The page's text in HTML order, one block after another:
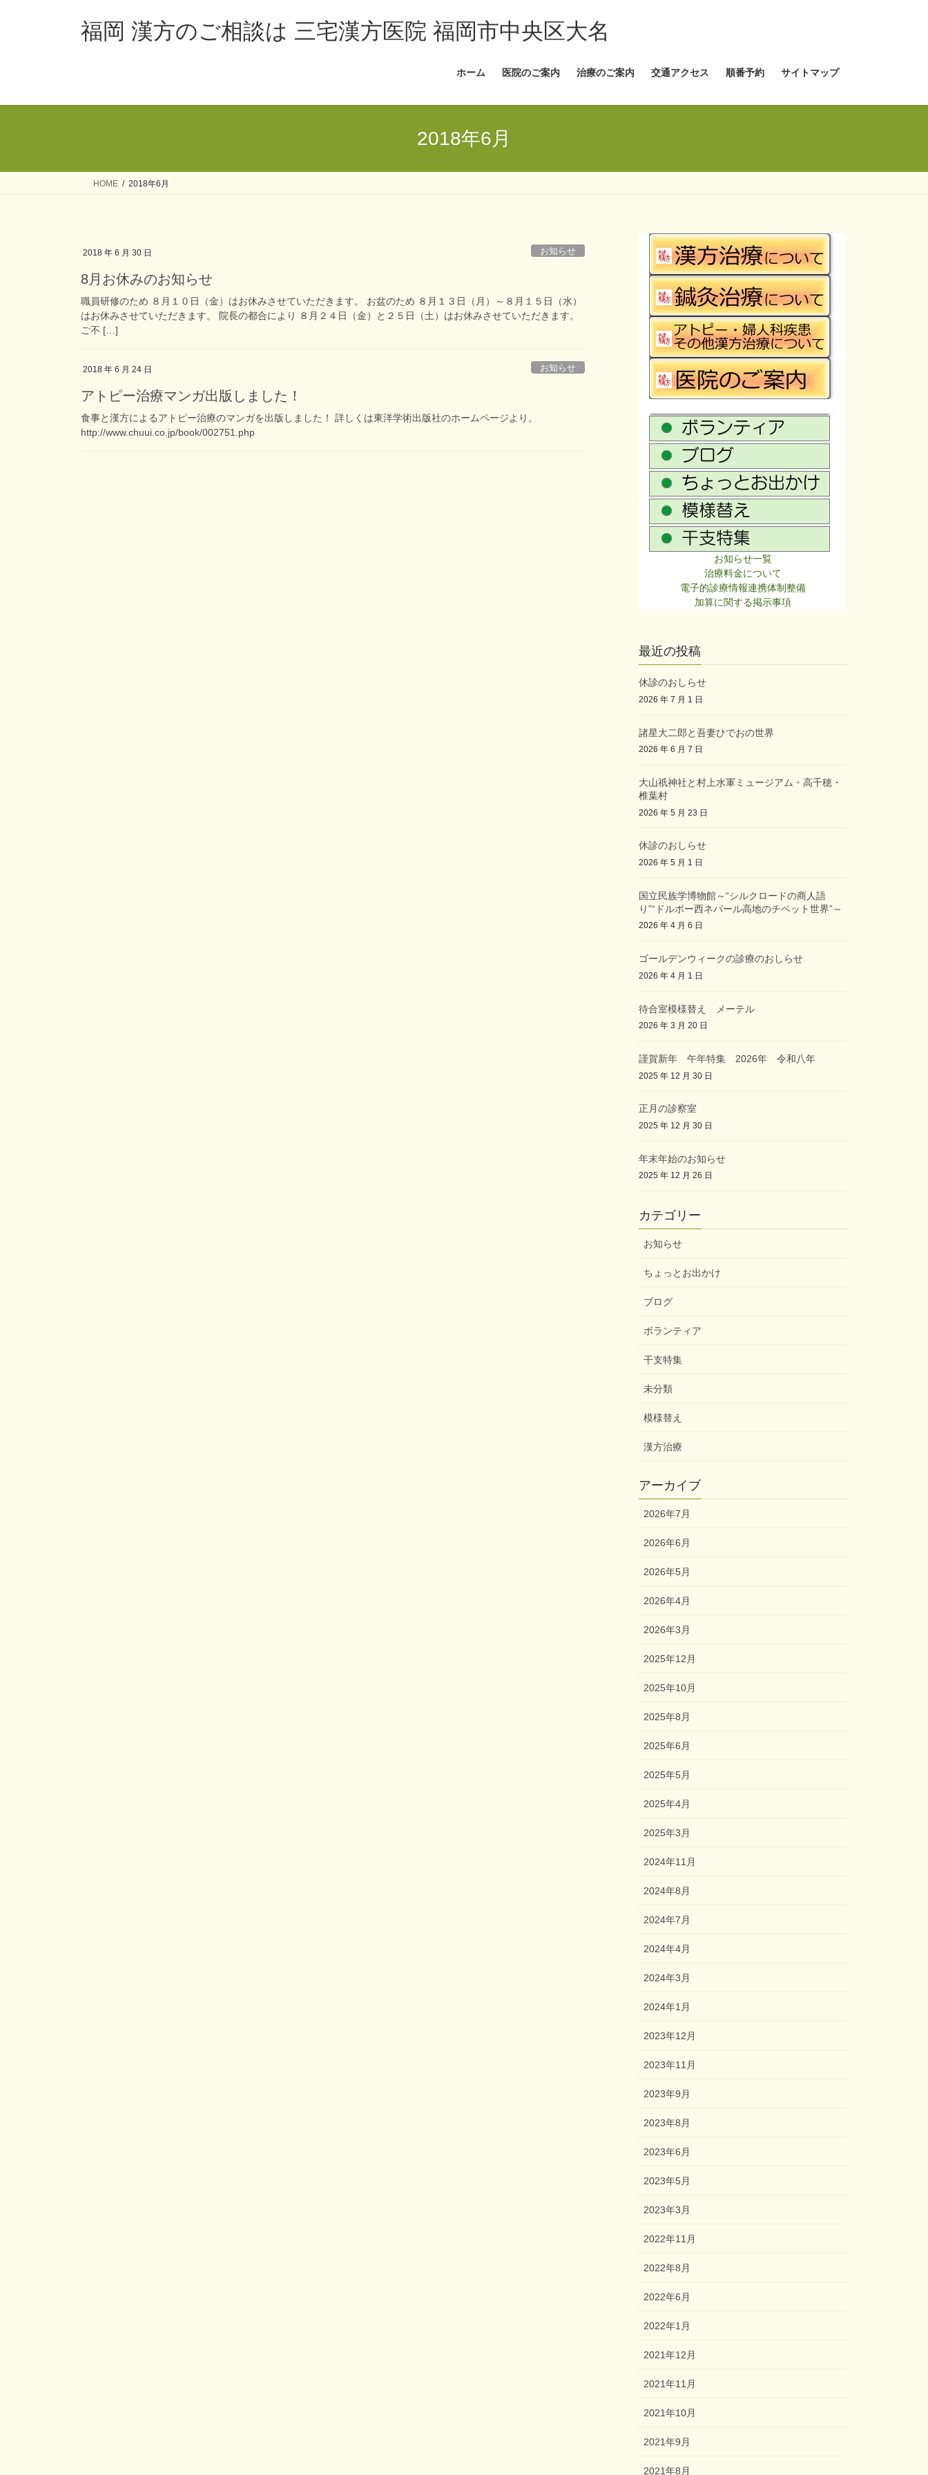
ス
ン
福岡 漢方のご相談は 三宅漢方医院 福岡市中央区大名
ホーム 医院のご案内 治療のご案内 交通アクセス 順番予約 サイトマップ
2018年6月
HOME 2018年6月
2018 年 6 月 30 日 お知らせ
8月お休みのお知らせ
職員研修のため ８月１０日（金）はお休みさせていただきます。 お盆のため ８月１３日（月）～８月１５日（水）
はお休みさせていただきます。 院長の都合により ８月２４日（金）と２５日（土）はお休みさせていただきます。
ご不 […]
2018 年 6 月 24 日 お知らせ
アトピー治療マンガ出版しました！
食事と漢方によるアトピー治療のマンガを出版しました！ 詳しくは東洋学術出版社のホームページより。
http://www.chuui.co.jp/book/002751.php
お知らせ一覧
治療料金について
電子的診療情報連携体制整備
加算に関する掲示事項
最近の投稿
休診のおしらせ
2026 年 7 月 1 日
諸星大二郎と吾妻ひでおの世界
2026 年 6 月 7 日
大山祇神社と村上水軍ミュージアム・高千穂・
椎葉村
2026 年 5 月 23 日
休診のおしらせ
2026 年 5 月 1 日
国立民族学博物館～“シルクロードの商人語
り”“ドルポー西ネパール高地のチベット世界”～
2026 年 4 月 6 日
ゴールデンウィークの診療のおしらせ
2026 年 4 月 1 日
待合室模様替え メーテル
2026 年 3 月 20 日
謹賀新年 午年特集 2026年 令和八年
2025 年 12 月 30 日
正月の診察室
2025 年 12 月 30 日
年末年始のお知らせ
2025 年 12 月 26 日
カテゴリー
お知らせ
ちょっとお出かけ
ブログ
ボランティア
干支特集
未分類
模様替え
漢方治療
アーカイブ
2026年7月
2026年6月
2026年5月
2026年4月
2026年3月
2025年12月
2025年10月
2025年8月
2025年6月
2025年5月
2025年4月
2025年3月
2024年11月
2024年8月
2024年7月
2024年4月
2024年3月
2024年1月
2023年12月
2023年11月
2023年9月
2023年8月
2023年6月
2023年5月
2023年3月
2022年11月
2022年8月
2022年6月
2022年1月
2021年12月
2021年11月
2021年10月
2021年9月
2021年8月